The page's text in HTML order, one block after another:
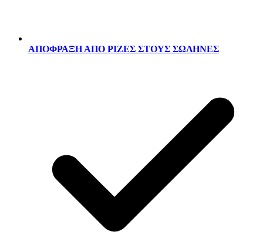
ΑΠΟΦΡΑΞΗ ΑΠΟ ΡΙΖΕΣ ΣΤΟΥΣ ΣΩΛΗΝΕΣ